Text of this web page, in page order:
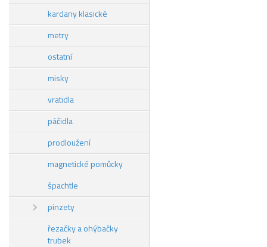
kardany klasické
metry
ostatní
misky
vratidla
páčidla
prodloužení
magnetické pomůcky
špachtle
pinzety
řezačky a ohýbačky
trubek